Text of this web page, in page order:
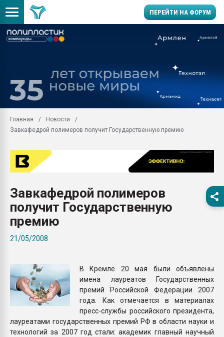
ПЕРЕЙТИ НА ФОРУМ
цикла
заводу пластмасс"
28.07.2026
пластмасс
28.07.2026
ситуацией на
ПЕРЕЙТИ НА
Главная
Новости
Завкафедрой полимеров получит Государственную премию
Завкафедрой полимеров
получит Государственную
премию
21/05/2008
В Кремле 20 мая были объявлены
имена лауреатов Государственных
премий Российской Федерации 2007
года. Как отмечается в материалах
пресс-службы российского президента,
лауреатами государственных премий РФ в области науки и
технологий за 2007 год стали: академик главный научный